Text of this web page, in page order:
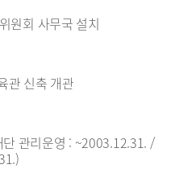
원회 사무국 설치
관 신축 개관
관리운영 : ~2003.12.31. /